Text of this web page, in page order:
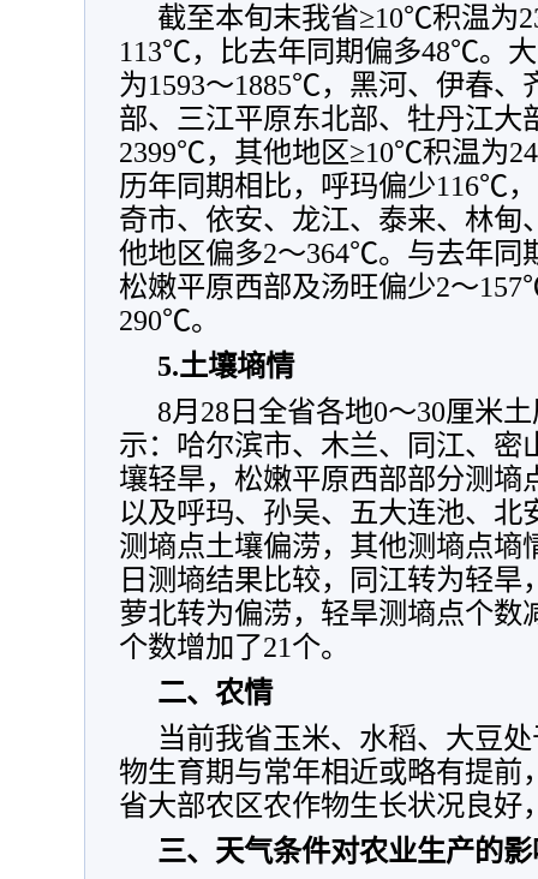
截至本旬末我省≥10℃积温为
113℃，比去年同期偏多48℃。
为1593～1885℃，黑河、伊春、
部、三江平原东北部、牡丹江大
2399℃，其他地区≥10℃积温为
历年同期相比，呼玛偏少116℃
奇市、依安、龙江、泰来、林
他地区偏多2～364℃。与去年同
松嫩平原西部及汤旺偏少2～
290℃。
5.土壤墒情
8月28日全省各地0～30厘米
示：哈尔滨市、木兰、同江、密
壤轻旱，松嫩平原西部部分测墒
以及呼玛、孙吴、五大连池、北
测墒点土壤偏涝，其他测墒点墒
日测墒结果比较，同江转为轻
萝北转为偏涝，轻旱测墒点个数
个数增加了21个。
二、农情
当前我省玉米、水稻、大豆
物生育期与常年相近或略有提前
省大部农区农作物生长状况良好
三、天气条件对农业生产的